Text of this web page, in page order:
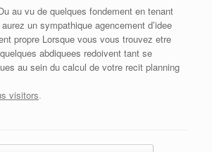
au vu de quelques fondement en tenant
un sympathique agencement d’idee
propre Lorsque vous vous trouvez etre
abdiquees redoivent tant se
au sein du calcul de votre recit planning
visitors.